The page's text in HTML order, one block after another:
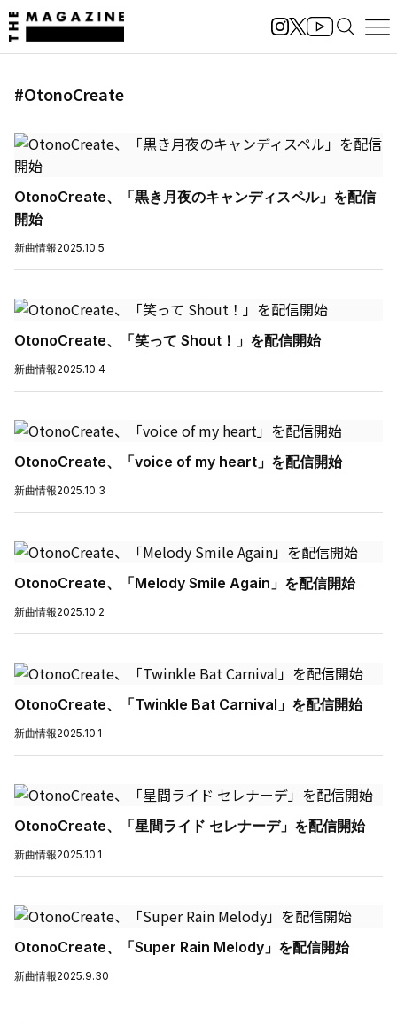
#OtonoCreate
OtonoCreate、「黒き月夜のキャンディスペル」を配信
開始
新曲情報2025.10.5
OtonoCreate、「笑って Shout！」を配信開始
新曲情報2025.10.4
OtonoCreate、「voice of my heart」を配信開始
新曲情報2025.10.3
OtonoCreate、「Melody Smile Again」を配信開始
新曲情報2025.10.2
OtonoCreate、「Twinkle Bat Carnival」を配信開始
新曲情報2025.10.1
OtonoCreate、「星間ライド セレナーデ」を配信開始
新曲情報2025.10.1
OtonoCreate、「Super Rain Melody」を配信開始
新曲情報2025.9.30